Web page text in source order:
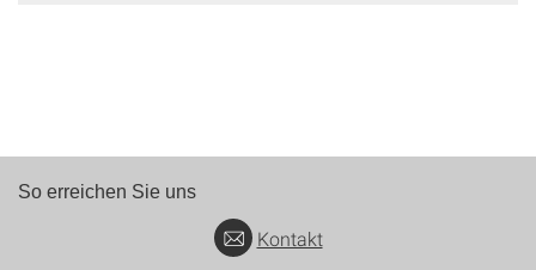
So erreichen Sie uns
Kontakt